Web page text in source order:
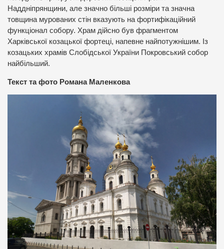
Наддніпрянщини, але значно більші розміри та значна
товщина мурованих стін вказують на фортифікаційний
функціонал собору. Храм дійсно був фрагментом
Харківської козацької фортеці, напевне найпотужнішим. Із
козацьких храмів Слобідської України Покровський собор
найбільший.
Текст та фото Романа Маленкова